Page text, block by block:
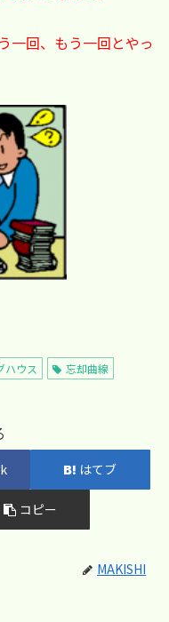
一回、もう一回とやっ
ハウス
忘却曲線
はてブ
コピー
MAKISHI